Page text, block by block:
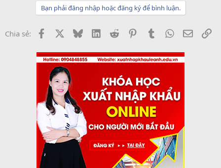
Bạn phải đăng nhập hoặc đăng ký để bình luận.
Chia sẻ: Facebook BlueskyLinkedInReddit PinterestTumblrWhatsApp
Email